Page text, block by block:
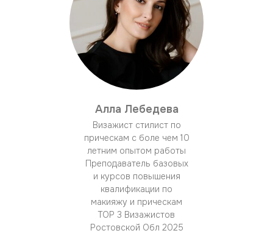
Алла Лебедева
Визажист стилист по
прическам с боле чем 10
летним опытом работы
Преподаватель базовых
и курсов повышения
квалификации по
макияжу и прическам
TOP 3 Визажистов
Ростовской Обл 2025